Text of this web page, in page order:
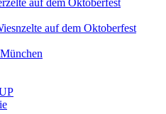
auf dem Oktoberfest
auf dem Oktoberfest